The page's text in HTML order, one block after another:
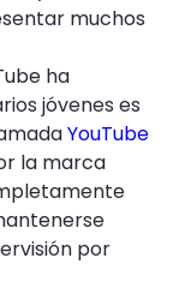
muchos
ha
jóvenes es
YouTube
la marca
por